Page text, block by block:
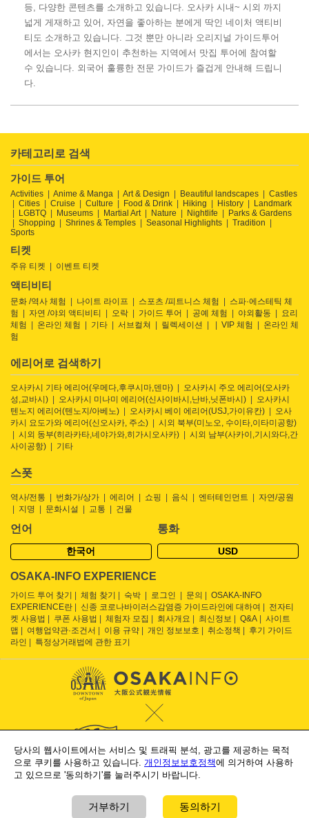
등, 다양한 콘텐츠를 소개하고 있습니다. 오사카 시내~ 시외 까지
넓게 게재하고 있어, 자연을 좋아하는 분에게 딱인 네이처 액티비
티도 소개하고 있습니다. 그것 뿐만 아니라 오리지널 가이드투어
에서는 오사카 현지인이 추천하는 지역에서 맛집 투어에 참여할
수 있습니다. 외국어 훌륭한 전문 가이드가 즐겁게 안내해 드립니
다.
카테고리로 검색
가이드 투어
Activities Anime & Manga Art & Design Beautiful landscapes
Castles
Cities
Cruise Culture Food & Drink Hiking History
Landmark
LGBTQ
Museums Martial Art Nature Nightlife
Parks & Gardens
Shopping
Shrines & Temples Seasonal Highlights
Tradition
Sports
티켓
주유 티켓 이벤트 티켓
액티비티
문화 /역사 체험 나이트 라이프 스포츠 /피트니스 체험
스파·에스테틱 체
험
자연 /야외 액티비티 오락 가이드 투어 공예 체험 야외활동
요리
체험
온라인 체험 기타 서브컬쳐 릴렉세이션 VIP 체험
온라인 체
험
에리어로 검색하기
오사카시 기타 에리어(우메다,후쿠시마,덴마)
오사카시 주오 에리어(오사카
성,교바시)
오사카시 미나미 에리어(신사이바시,난바,닛폰바시)
오사카시
텐노지 에리어(텐노지/아베노)
오사카시 베이 에리어(USJ,가이유칸)
오사
카시 요도가와 에리어(신오사카, 주소)
시외 북부(미노오, 수이타,이타미공항)
시외 동부(히라카타,네야가와,히가시오사카)
시외 남부(사카이,기시와다,간
사이공항)
기타
스폿
역사/전통 번화가/상가 에리어 쇼핑 음식 엔터테인먼트
자연/공원
지명
문화시설 교통 건물
언어
한국어
통화
USD
OSAKA-INFO EXPERIENCE
가이드 투어 찾기 체험 찾기 숙박 로그인 문의
OSAKA-INFO
EXPERIENCE란
신종 코로나바이러스감염증 가이드라인에 대하여
전자티
켓 사용법
쿠폰 사용법 체험자 모집 회사개요 최신정보 Q&A
사이트
맵
여행업약관·조건서 이용 규약 개인 정보보호 취소정책
후기 가이드
라인
특정상거래법에 관한 표기
Supported by
OSAKA Ryokan Hotel Association
당사의 웹사이트에서는 서비스 및 트래픽 분석, 광고를 제공하는 목적
으로 쿠키를 사용하고 있습니다. 개인정보보호정책에 의거하여 사용하
고 있으므로 '동의하기'를 눌러주시기 바랍니다.
거부하기 동의하기